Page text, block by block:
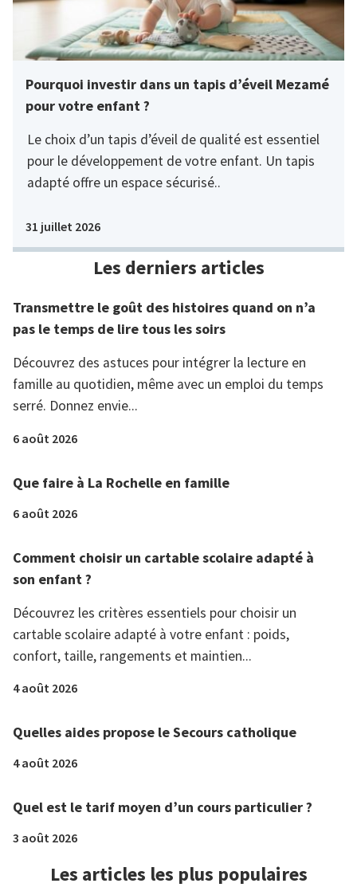
Pourquoi investir dans un tapis d’éveil Mezamé
pour votre enfant ?
Le choix d’un tapis d’éveil de qualité est essentiel
pour le développement de votre enfant. Un tapis
adapté offre un espace sécurisé..
31 juillet 2026
Les derniers articles
Transmettre le goût des histoires quand on n’a
pas le temps de lire tous les soirs
Découvrez des astuces pour intégrer la lecture en
famille au quotidien, même avec un emploi du temps
serré. Donnez envie...
6 août 2026
Que faire à La Rochelle en famille
6 août 2026
Comment choisir un cartable scolaire adapté à
son enfant ?
Découvrez les critères essentiels pour choisir un
cartable scolaire adapté à votre enfant : poids,
confort, taille, rangements et maintien...
4 août 2026
Quelles aides propose le Secours catholique
4 août 2026
Quel est le tarif moyen d’un cours particulier ?
3 août 2026
Les articles les plus populaires